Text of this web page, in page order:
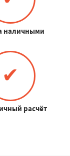
наличными
✔
расчёт